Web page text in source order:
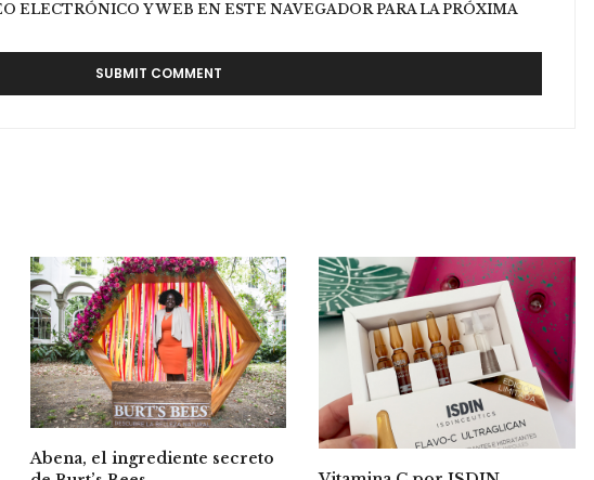
ELECTRÓNICO Y WEB EN ESTE NAVEGADOR PARA LA PRÓXIMA
Abena, el ingrediente secreto